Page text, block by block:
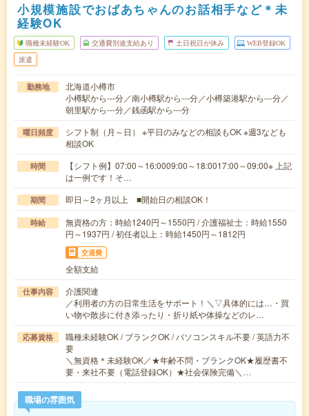
小規模施設でおばあちゃんのお話相手など＊未
経験OK
職種未経験OK 交通費別途支給あり 土日祝日が休み WEB登録OK
派遣
勤務地
北海道小樽市
小樽駅から---分／南小樽駅から---分／小樽築港駅から---分／
朝里駅から---分／銭函駅から---分
曜日頻度
シフト制（月～日） ※平日のみなどの相談もOK ※週3なども
相談OK
時間
【シフト例】07:00～16:0009:00～18:0017:00～09:00※ 上記
は一例です！そ…
期間 即日～2ヶ月以上 ■開始日の相談OK！
時給
無資格の方：時給1240円～1550円 / 介護福祉士：時給1550
円～1937円 / 初任者以上：時給1450円～1812円
交通費
全額支給
仕事内容
介護関連
／利用者の方の日常生活をサポート！＼▽具体的には…・買
い物や散歩に付き添ったり・折り紙や体操などのレ…
応募資格
職種未経験OK / ブランクOK / パソコンスキル不要 / 英語力不
要
＼無資格＊未経験OK／★年齢不問・ブランクOK★履歴書不
要・来社不要（電話登録OK）★社会保険完備＼…
職場の雰囲気